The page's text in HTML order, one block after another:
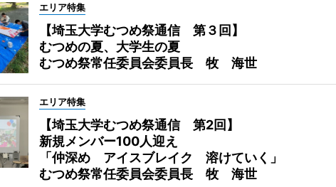
エリア特集
【埼玉大学むつめ祭通信 第３回】
むつめの夏、大学生の夏
むつめ祭常任委員会委員長 牧 海世
エリア特集
【埼玉大学むつめ祭通信 第2回】
新規メンバー100人迎え
「仲深め アイスブレイク 溶けていく」
むつめ祭常任委員会委員長 牧 海世